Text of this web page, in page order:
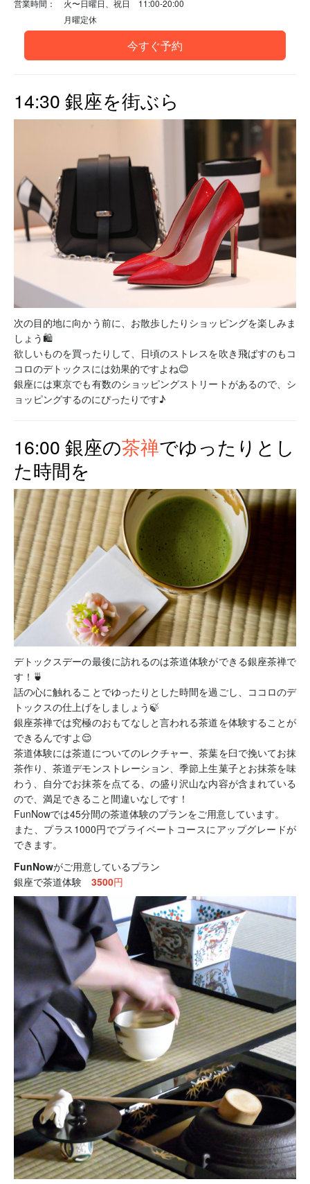
営業時間： 火〜日曜日、祝日 11:00-20:00
月曜定休
今すぐ予約
14:30 銀座を街ぶら
次の目的地に向かう前に、お散歩したりショッピングを楽しみま
しょう🛍
欲しいものを買ったりして、日頃のストレスを吹き飛ばすのもコ
コロのデトックスには効果的ですよね😊
銀座には東京でも有数のショッピングストリートがあるので、シ
ョッピングするのにぴったりです♪
16:00 銀座の茶禅でゆったりとし
た時間を
デトックスデーの最後に訪れるのは茶道体験ができる銀座茶禅で
す！🍵
話の心に触れることでゆったりとした時間を過ごし、ココロのデ
トックスの仕上げをしましょう🍃
銀座茶禅では究極のおもてなしと言われる茶道を体験することが
できるんですよ😌
茶道体験には茶道についてのレクチャー、茶葉を臼で挽いてお抹
茶作り、茶道デモンストレーション、季節上生菓子とお抹茶を味
わう、自分でお抹茶を点てる、の盛り沢山な内容が含まれている
ので、満足できること間違いなしです！
FunNowでは45分間の茶道体験のプランをご用意しています。
また、プラス1000円でプライベートコースにアップグレードが
できます。
FunNowがご用意しているプラン
銀座で茶道体験 3500円